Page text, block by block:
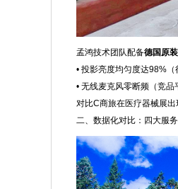
孟鸿技术团队配备德国原
• 投影亮度均匀度达98%（
• 无线麦克风零断频（竞品
对比C商旅在医疗器械展
二、数据化对比：四大服